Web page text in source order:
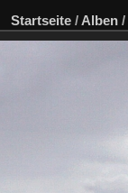
Startseite / Alben /